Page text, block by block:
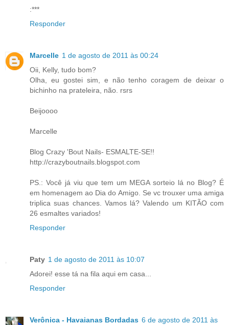
:***
Responder
Marcelle 1 de agosto de 2011 às 00:24
Oii, Kelly, tudo bom?
Olha, eu gostei sim, e não tenho coragem de deixar o
bichinho na prateleira, não. rsrs
Beijoooo
Marcelle
Blog Crazy 'Bout Nails- ESMALTE-SE!!
http://crazyboutnails.blogspot.com
PS.: Você já viu que tem um MEGA sorteio lá no Blog? É
em homenagem ao Dia do Amigo. Se vc trouxer uma amiga
triplica suas chances. Vamos lá? Valendo um KITÃO com
26 esmaltes variados!
Responder
Paty 1 de agosto de 2011 às 10:07
Adorei! esse tá na fila aqui em casa...
Responder
Verônica - Havaianas Bordadas 6 de agosto de 2011 às